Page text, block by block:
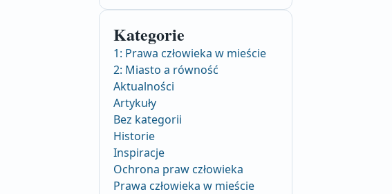
Kategorie
1: Prawa człowieka w mieście
2: Miasto a równość
Aktualności
Artykuły
Bez kategorii
Historie
Inspiracje
Ochrona praw człowieka
Prawa człowieka w mieście